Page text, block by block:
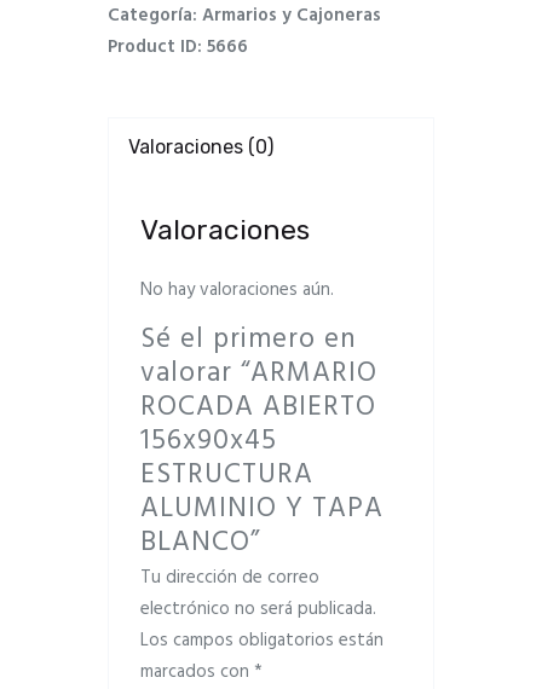
Categoría: Armarios y Cajoneras
Product ID: 5666
Valoraciones (0)
Valoraciones
No hay valoraciones aún.
Sé el primero en
valorar “ARMARIO
ROCADA ABIERTO
156x90x45
ESTRUCTURA
ALUMINIO Y TAPA
BLANCO”
Tu dirección de correo
electrónico no será publicada.
Los campos obligatorios están
marcados con *